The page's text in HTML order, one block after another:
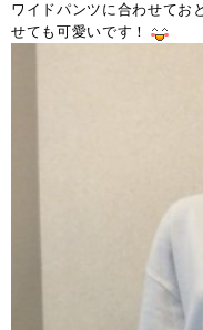
ワイドパンツに合わせてお
せても可愛いです！